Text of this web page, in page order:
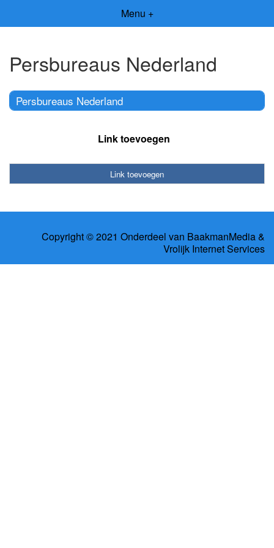
Menu +
Persbureaus Nederland
Persbureaus Nederland
Link toevoegen
Link toevoegen
Copyright © 2021 Onderdeel van BaakmanMedia&
Vrolijk Internet Services